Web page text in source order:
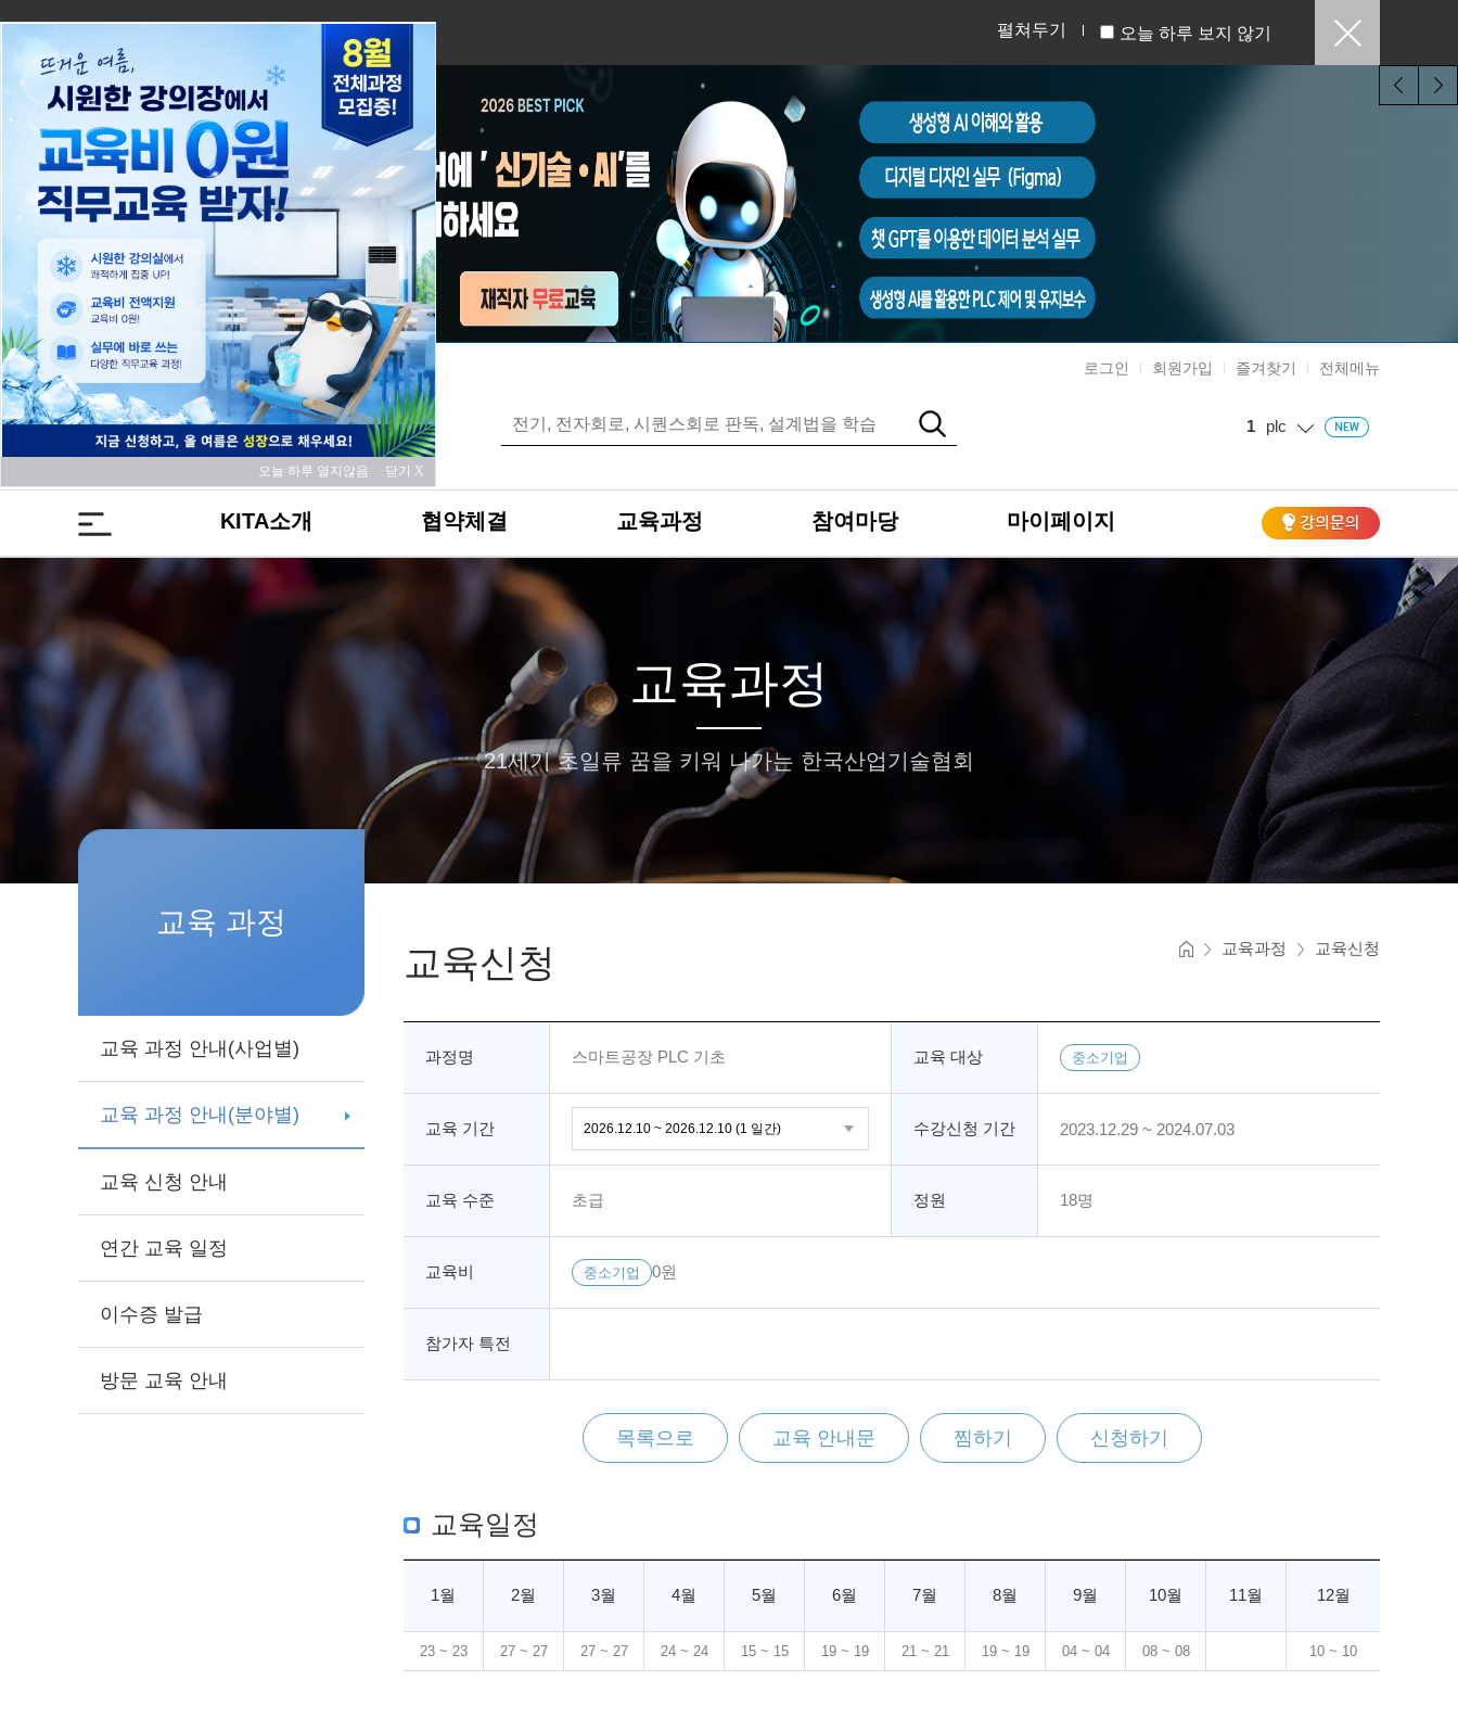
펼쳐두기 오늘 하루 보지 않기
로그인 회원가입 즐겨찾기 전체메뉴
1 plc
KITA소개 협약체결 교육과정 참여마당 마이페이지
교육과정
21세기 초일류 꿈을 키워 나가는 한국산업기술협회
교육 과정
교육 과정 안내(사업별)
교육 과정 안내(분야별)
교육 신청 안내
연간 교육 일정
이수증 발급
방문 교육 안내
교육신청 교육과정 교육신청
과정명 스마트공장 PLC 기초 교육 대상 중소기업
교육 기간 수강신청 기간 2023.12.29 ~ 2024.07.03
교육 수준 초급 정원 18명
교육비 중소기업 0원
참가자 특전
목록으로 교육 안내문 찜하기 신청하기
교육일정
1월 2월 3월 4월 5월 6월 7월 8월 9월 10월 11월 12월
23 ~ 23 27 ~ 27 27 ~ 27 24 ~ 24 15 ~ 15 19 ~ 19 21 ~ 21 19 ~ 19 04 ~ 04 08 ~ 08 10 ~ 10
오늘 하루 열지않음 닫기 X